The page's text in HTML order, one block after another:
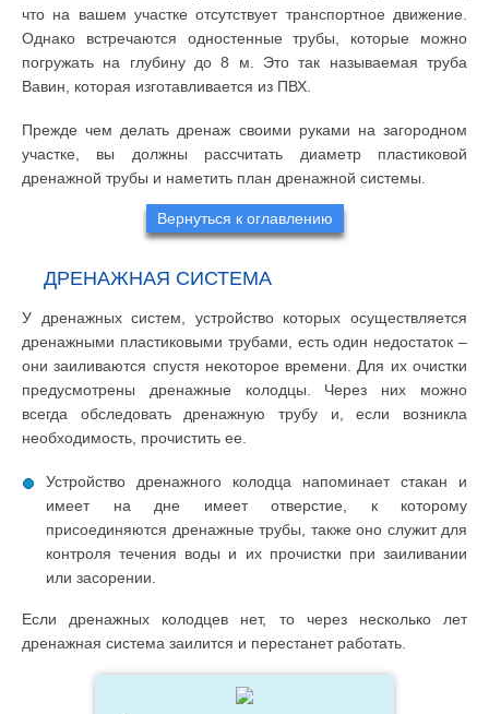
что на вашем участке отсутствует транспортное движение.
Однако встречаются одностенные трубы, которые можно
погружать на глубину до 8 м. Это так называемая труба
Вавин, которая изготавливается из ПВХ.
Прежде чем делать дренаж своими руками на загородном
участке, вы должны рассчитать диаметр пластиковой
дренажной трубы и наметить план дренажной системы.
Вернуться к оглавлению
ДРЕНАЖНАЯ СИСТЕМА
У дренажных систем, устройство которых осуществляется
дренажными пластиковыми трубами, есть один недостаток –
они заиливаются спустя некоторое времени. Для их очистки
предусмотрены дренажные колодцы. Через них можно
всегда обследовать дренажную трубу и, если возникла
необходимость, прочистить ее.
Устройство дренажного колодца напоминает стакан и
имеет на дне имеет отверстие, к которому
присоединяются дренажные трубы, также оно служит для
контроля течения воды и их прочистки при заиливании
или засорении.
Если дренажных колодцев нет, то через несколько лет
дренажная система заилится и перестанет работать.